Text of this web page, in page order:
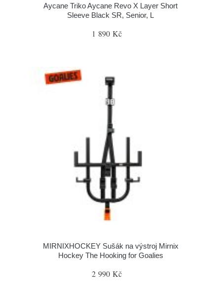
Aycane Triko Aycane Revo X Layer Short
Sleeve Black SR, Senior, L
1 890 Kč
MIRNIXHOCKEY Sušák na výstroj Mirnix
Hockey The Hooking for Goalies
2 990 Kč